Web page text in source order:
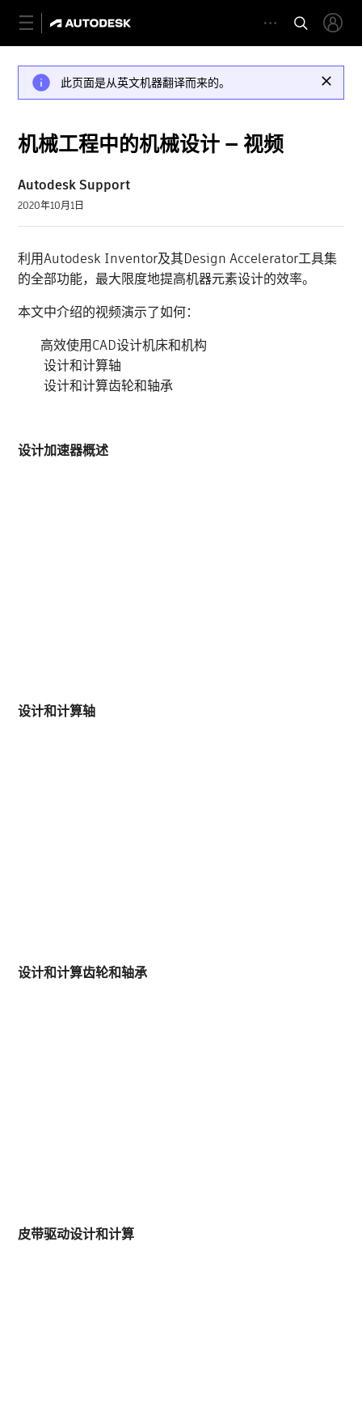
此页面是从英文机器翻译而来的。
机械工程中的机械设计 — 视频
Autodesk Support
2020年10月1日
利用Autodesk Inventor及其Design Accelerator工具集
的全部功能，最大限度地提高机器元素设计的效率。
本文中介绍的视频演示了如何：
高效使用CAD设计机床和机构
设计和计算轴
设计和计算齿轮和轴承
设计加速器概述
设计和计算轴
设计和计算齿轮和轴承
皮带驱动设计和计算